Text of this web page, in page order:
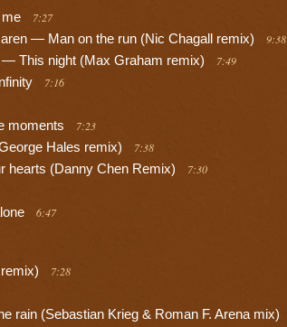
7:27
— Man on the run (Nic Chagall remix) 9:38
— This night (Max Graham remix) 7:49
7:16
moments 7:23
Hales remix) 7:38
hearts (Danny Chen Remix) 7:30
6:47
7:28
rain (Sebastian Krieg & Roman F. Arena mix)